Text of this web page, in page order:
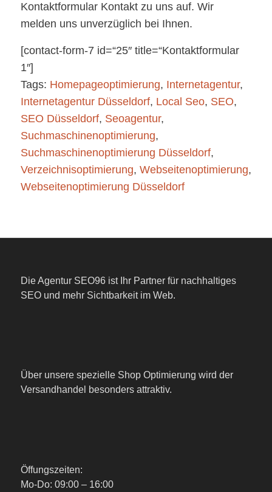
Kontaktformular Kontakt zu uns auf. Wir
melden uns unverzüglich bei Ihnen.
[contact-form-7 id=“25″ title=“Kontaktformular
1″]
Tags: Homepageoptimierung, Internetagentur,
Internetagentur Düsseldorf, Local Seo, SEO,
SEO Düsseldorf, Seoagentur,
Suchmaschinenoptimierung,
Suchmaschinenoptimierung Düsseldorf,
Verzeichnisoptimierung, Webseitenoptimierung,
Webseitenoptimierung Düsseldorf
Die Agentur SEO96 ist Ihr Partner für nachhaltiges
SEO und mehr Sichtbarkeit im Web.
Über unsere spezielle Shop Optimierung wird der
Versandhandel besonders attraktiv.
Öffungszeiten:
Mo-Do: 09:00 – 16:00